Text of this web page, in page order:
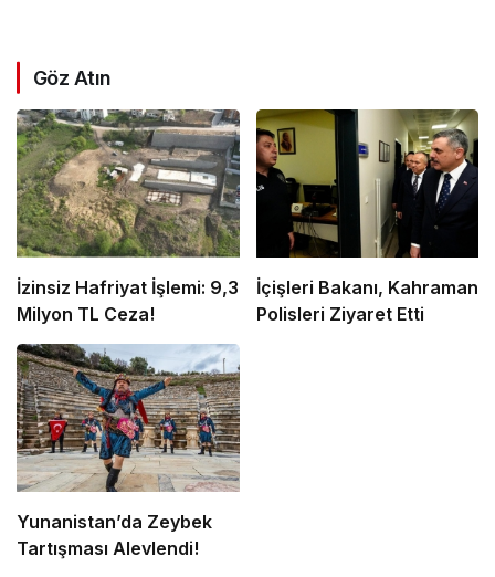
Göz Atın
İzinsiz Hafriyat İşlemi: 9,3
Milyon TL Ceza!
İçişleri Bakanı, Kahraman
Polisleri Ziyaret Etti
Yunanistan’da Zeybek
Tartışması Alevlendi!